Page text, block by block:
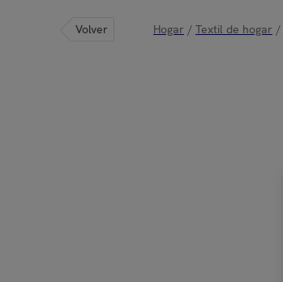
Volver Hogar / Textil de hogar /